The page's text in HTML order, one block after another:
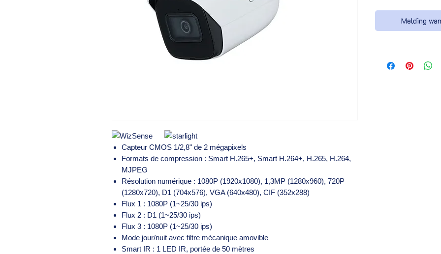
Capteur CMOS 1/2,8" de 2 mégapixels
Formats de compression : Smart H.265+, Smart H.264+, H.265, H.264,
MJPEG
Résolution numérique : 1080P (1920x1080), 1,3MP (1280x960), 720P
(1280x720), D1 (704x576), VGA (640x480), CIF (352x288)
Flux 1 : 1080P (1~25/30 ips)
Flux 2 : D1 (1~25/30 ips)
Flux 3 : 1080P (1~25/30 ips)
Mode jour/nuit avec filtre mécanique amovible
Smart IR : 1 LED IR, portée de 50 mètres
Melding